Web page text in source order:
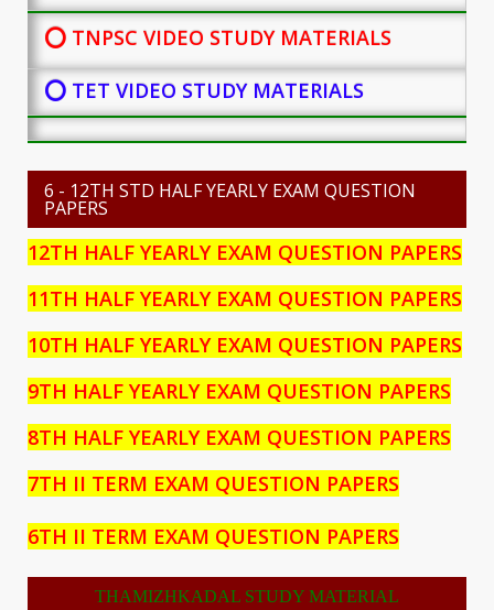
⭕ TNPSC VIDEO STUDY MATERIALS
⭕ TET VIDEO STUDY MATERIALS
6 - 12TH STD HALF YEARLY EXAM QUESTION
PAPERS
12TH HALF YEARLY EXAM QUESTION PAPERS
11TH HALF YEARLY EXAM QUESTION PAPERS
10TH HALF YEARLY EXAM QUESTION PAPERS
9TH HALF YEARLY EXAM QUESTION PAPERS
8TH HALF YEARLY EXAM QUESTION PAPERS
7TH II TERM EXAM QUESTION PAPERS
6TH II TERM EXAM QUESTION PAPERS
THAMIZHKADAL STUDY MATERIAL